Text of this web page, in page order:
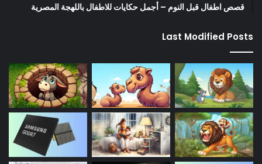
قصص اطفال قبل النوم – أجمل حكايات للاطفال باللهجة المصرية
Last Modified Posts